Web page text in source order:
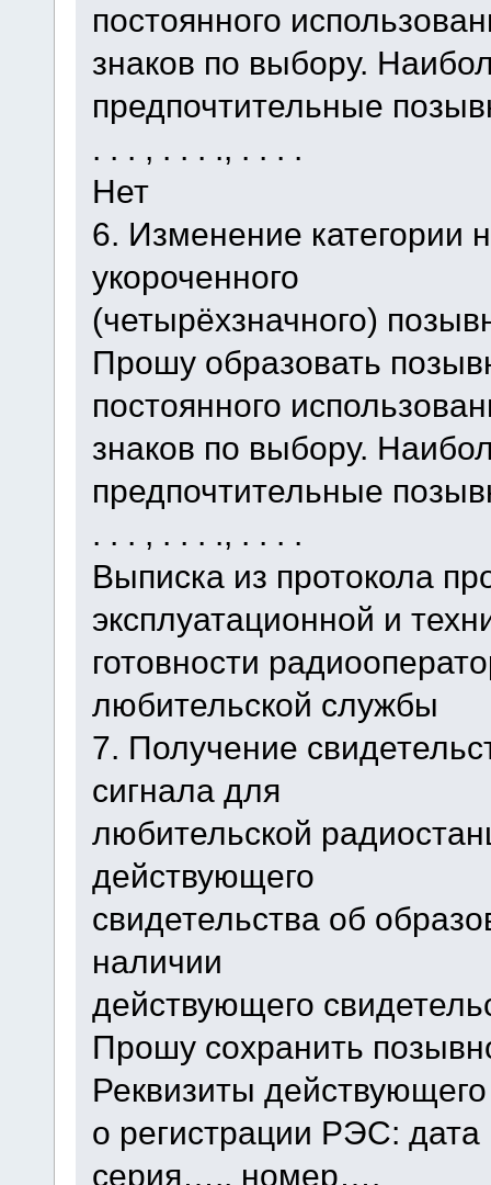
постоянного
знаков по выбору.
предпочтительные
. . . , . . . ., . . . .
Нет
6. Изменение категории
укороченного
(четырёхзначного)
Прошу образовать
постоянного
знаков по выбору.
предпочтительные
. . . , . . . ., . . . .
Выписка из протокола
эксплуатационной и
готовности
любительской службы
7. Получение
сигнала для
любительской
действующего
свидетельства об
наличии
действующего
Прошу сохранить
Реквизиты
о регистрации РЭС:
серия…., номер….